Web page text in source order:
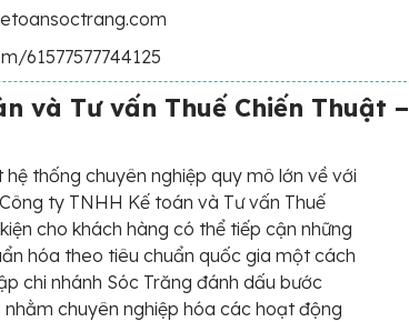
61577577744125
và Tư vấn Thuế Chiến Thuật –
thống chuyên nghiệp quy mô lớn về với
ty TNHH Kế toán và Tư vấn Thuế
cho khách hàng có thể tiếp cận những
hóa theo tiêu chuẩn quốc gia một cách
chi nhánh Sóc Trăng đánh dấu bước
chuyên nghiệp hóa các hoạt động